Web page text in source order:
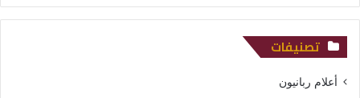
تصنيفات
أعلام ربانيون